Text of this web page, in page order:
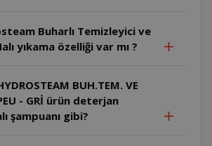
Buharlı Temizleyici ve
yıkama özelliği var mı ?
BUH.TEM. VE
- GRİ ürün deterjan
şampuanı gibi?